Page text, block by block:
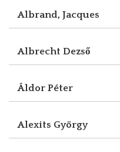
Albrand, Jacques
Albrecht Dezső
Áldor Péter
Alexits György